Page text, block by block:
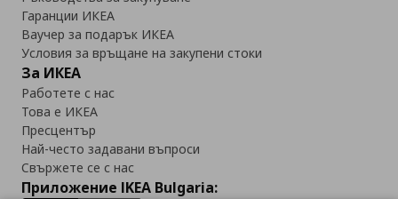
Гаранции ИКЕА
Ваучер за подарък ИКЕА
Условия за връщане на закупени стоки
За ИКЕА
Работете с нас
Това е ИКЕА
Пресцентър
Най-често задавани въпроси
Свържете се с нас
Приложение IKEA Bulgaria: